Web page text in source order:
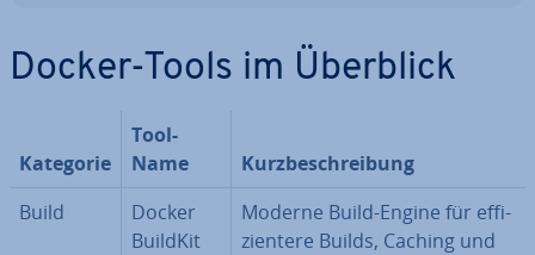
Docker-Tools im Überblick
Kategorie
Tool-
Name
Kurz­be­schrei­bung
Build
Docker
BuildKit
Moderne Build-Engine für ef­fi­
zi­en­te­re Builds, Caching und